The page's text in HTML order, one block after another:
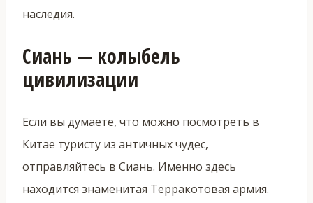
наследия.
Сиань — колыбель
цивилизации
Если вы думаете, что можно посмотреть в
Китае туристу из античных чудес,
отправляйтесь в Сиань. Именно здесь
находится знаменитая Терракотовая армия.